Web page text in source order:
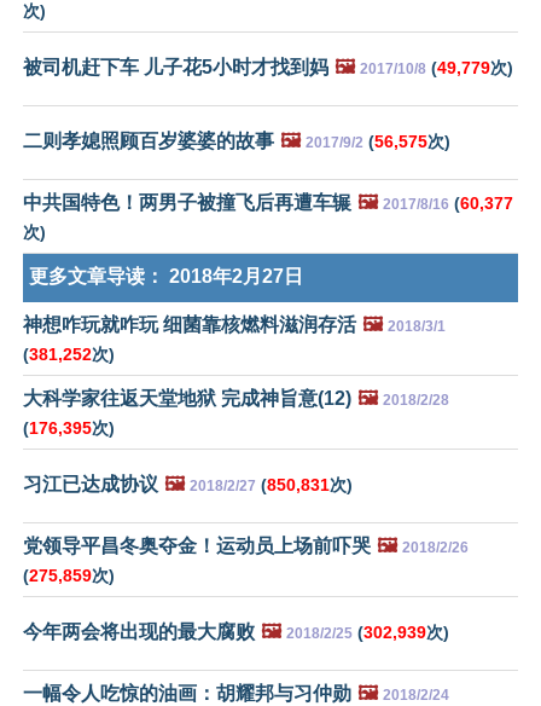
次)
被司机赶下车 儿子花5小时才找到妈 🖼️ 2017/10/8 (49,779次)
二则孝媳照顾百岁婆婆的故事 🖼️ 2017/9/2 (56,575次)
中共国特色！两男子被撞飞后再遭车辗 🖼️ 2017/8/16 (60,377
次)
更多文章导读： 2018年2月27日
神想咋玩就咋玩 细菌靠核燃料滋润存活 🖼️ 2018/3/1
(381,252次)
大科学家往返天堂地狱 完成神旨意(12) 🖼️ 2018/2/28
(176,395次)
习江已达成协议 🖼️ 2018/2/27 (850,831次)
党领导平昌冬奥夺金！运动员上场前吓哭 🖼️ 2018/2/26
(275,859次)
今年两会将出现的最大腐败 🖼️ 2018/2/25 (302,939次)
一幅令人吃惊的油画：胡耀邦与习仲勋 🖼️ 2018/2/24